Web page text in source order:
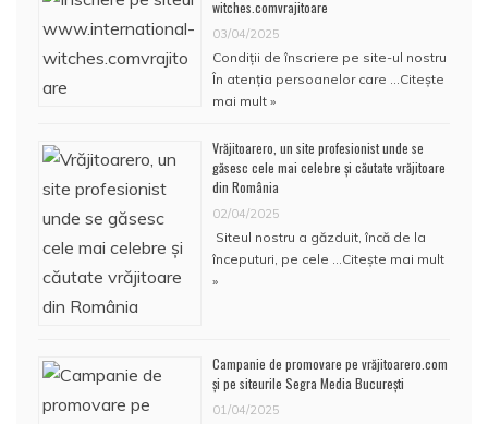
witches.comvrajitoare
03/04/2025
Condiţii de înscriere pe site-ul nostru
În atenţia persoanelor care … Citește
mai mult »
Vrăjitoarero, un site profesionist unde se
găsesc cele mai celebre și căutate vrăjitoare
din România
02/04/2025
Siteul nostru a găzduit, încă de la
începuturi, pe cele … Citește mai mult
»
Campanie de promovare pe vrăjitoarero.com
și pe siteurile Segra Media București
01/04/2025